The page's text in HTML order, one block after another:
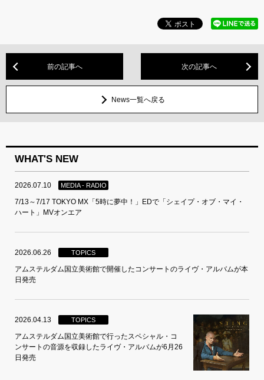
前の記事へ 次の記事へ
News一覧へ戻る
WHAT'S NEW
2026.07.10 MEDIA - RADIO
7/13～7/17 TOKYO MX「5時に夢中！」EDで「シェイプ・オブ・マイ・
ハート」MVオンエア
2026.06.26 TOPICS
アムステルダム国立美術館で開催したコンサートのライヴ・アルバムが本
日発売
2026.04.13 TOPICS
アムステルダム国立美術館で行ったスペシャル・コ
ンサートの音源を収録したライヴ・アルバムが6月26
日発売